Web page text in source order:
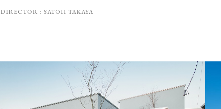
DIRECTOR : SATOH TAKAYA